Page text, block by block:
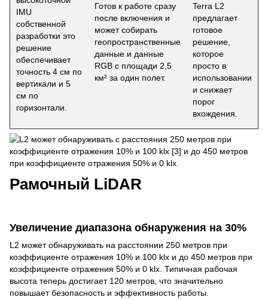
IMU
собственной
разработки это
решение
обеспечивает
точность 4 см по
вертикали и 5
см по
горизонтали.
Готов к работе сразу
после включения и
может собирать
геопространственные
данные и данные
RGB с площади 2,5
км² за один полет.
Terra L2
предлагает
готовое
решение,
которое
просто в
использовании
и снижает
порог
вхождения.
Рамочный LiDAR
Увеличение диапазона обнаружения на 30%
L2 может обнаруживать на расстоянии 250 метров при
коэффициенте отражения 10% и 100 klx и до 450 метров при
коэффициенте отражения 50% и 0 klx. Типичная рабочая
высота теперь достигает 120 метров, что значительно
повышает безопасность и эффективность работы.